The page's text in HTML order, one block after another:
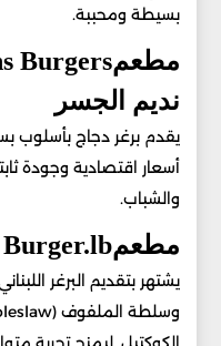
بسيطة ومحببة.
نديم الجسر
يقدم برغر دجاج بأسلوب
أسعار اقتصادية وجودة
والشباب.
مطعمMr Burger.lb
يشتهر بتقديم البرغر